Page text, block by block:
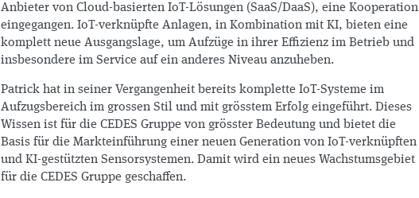
Anbieter von Cloud-basierten IoT-Lösungen (SaaS/DaaS), eine Kooperation
eingegangen. IoT-verknüpfte Anlagen, in Kombination mit KI, bieten eine
komplett neue Ausgangslage, um Aufzüge in ihrer Effizienz im Betrieb und
insbesondere im Service auf ein anderes Niveau anzuheben.
Patrick hat in seiner Vergangenheit bereits komplette IoT-Systeme im
Aufzugsbereich im grossen Stil und mit grösstem Erfolg eingeführt. Dieses
Wissen ist für die CEDES Gruppe von grösster Bedeutung und bietet die
Basis für die Markteinführung einer neuen Generation von IoT-verknüpften
und KI-gestützten Sensorsystemen. Damit wird ein neues Wachstumsgebiet
für die CEDES Gruppe geschaffen.